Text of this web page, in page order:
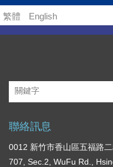
跳
到
繁體 English
聯絡訊息
0012 新竹市香山區五福路
707, Sec.2, WuFu Rd.,